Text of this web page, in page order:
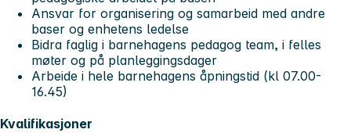
Ansvar for organisering og samarbeid med andre
baser og enhetens ledelse
Bidra faglig i barnehagens pedagog team, i felles
møter og på planleggingsdager
Arbeide i hele barnehagens åpningstid (kl 07.00-
16.45)
Kvalifikasjoner